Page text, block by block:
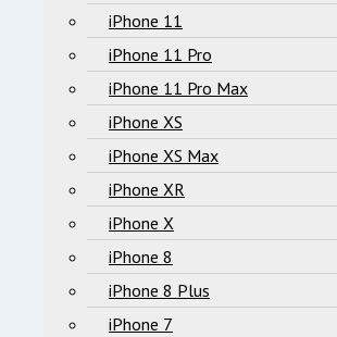
iPhone 11
iPhone 11 Pro
iPhone 11 Pro Max
iPhone XS
iPhone XS Max
iPhone XR
iPhone X
iPhone 8
iPhone 8 Plus
iPhone 7